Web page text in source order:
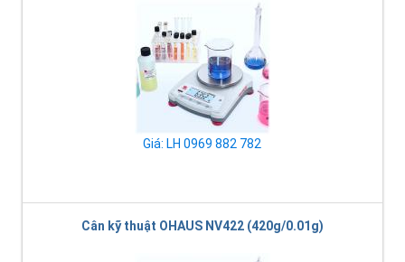
Giá: LH 0969 882 782
Cân kỹ thuật OHAUS NV422 (420g/0.01g)